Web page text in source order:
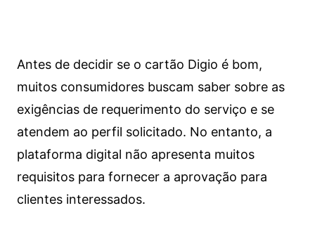
Antes de decidir se o cartão Digio é bom,
muitos consumidores buscam saber sobre as
exigências de requerimento do serviço e se
atendem ao perfil solicitado. No entanto, a
plataforma digital não apresenta muitos
requisitos para fornecer a aprovação para
clientes interessados.